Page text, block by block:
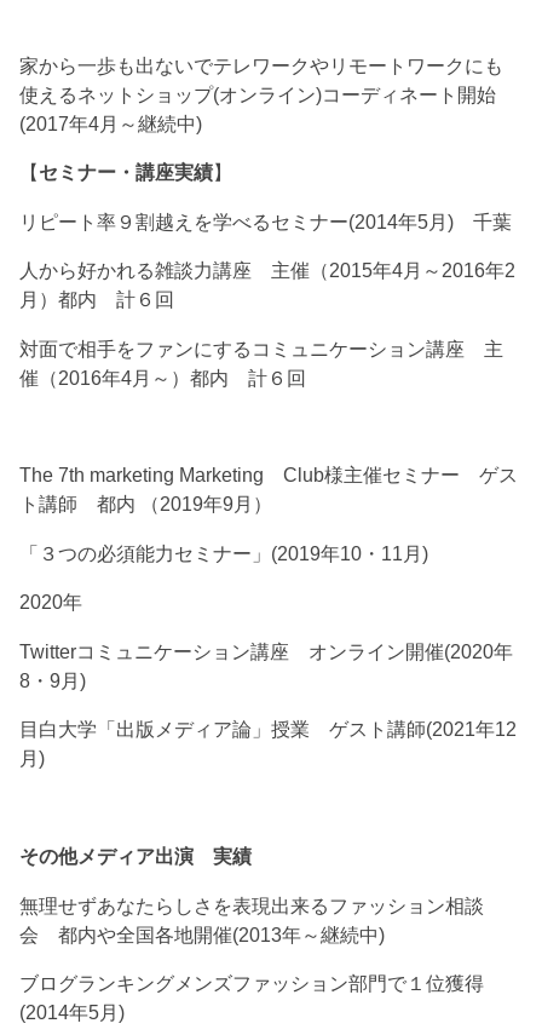
家から一歩も出ないでテレワークやリモートワークにも
使えるネットショップ(オンライン)コーディネート開始
(2017年4月～継続中)
【セミナー・講座実績】
リピート率９割越えを学べるセミナー(2014年5月) 千葉
人から好かれる雑談力講座 主催（2015年4月～2016年2
月）都内 計６回
対面で相手をファンにするコミュニケーション講座 主
催（2016年4月～）都内 計６回
The 7th marketing Marketing Club様主催セミナー ゲス
ト講師 都内 （2019年9月）
「３つの必須能力セミナー」(2019年10・11月)
2020年
Twitterコミュニケーション講座 オンライン開催(2020年
8・9月)
目白大学「出版メディア論」授業 ゲスト講師(2021年12
月)
その他メディア出演 実績
無理せずあなたらしさを表現出来るファッション相談
会 都内や全国各地開催(2013年～継続中)
ブログランキングメンズファッション部門で１位獲得
(2014年5月)